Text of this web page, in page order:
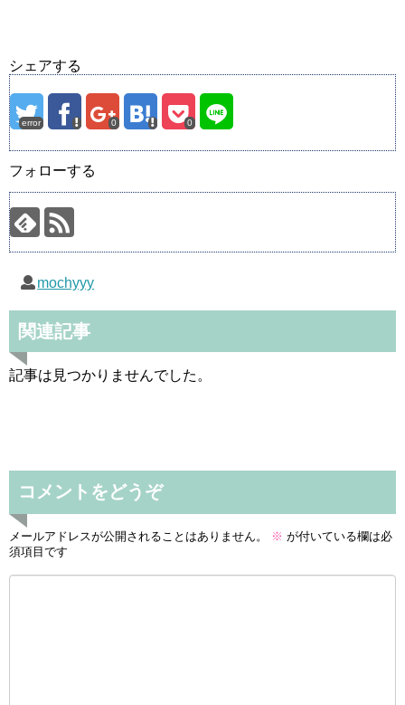
シェアする
error 0 0
フォローする
mochyyy
関連記事
記事は見つかりませんでした。
コメントをどうぞ
メールアドレスが公開されることはありません。 ※ が付いている欄は必
須項目です